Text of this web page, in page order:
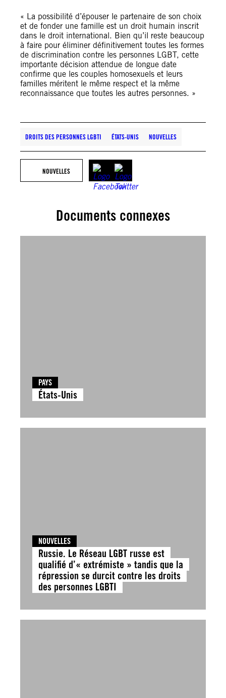
« La possibilité d’épouser le partenaire de son choix
et de fonder une famille est un droit humain inscrit
dans le droit international. Bien qu’il reste beaucoup
à faire pour éliminer définitivement toutes les formes
de discrimination contre les personnes LGBT, cette
importante décision attendue de longue date
confirme que les couples homosexuels et leurs
familles méritent le même respect et la même
reconnaissance que toutes les autres personnes. »
DROITS DES PERSONNES LGBTI ÉTATS-UNIS NOUVELLES
NOUVELLES
Documents connexes
PAYS
États-Unis
NOUVELLES
Russie. Le Réseau LGBT russe est
qualifié d’« extrémiste » tandis que la
répression se durcit contre les droits
des personnes LGBTI